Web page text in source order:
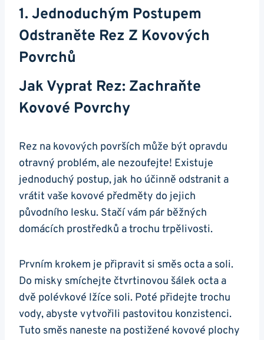
1. Jednoduchým Postupem
Odstraněte Rez Z Kovových
Povrchů
Jak Vyprat Rez: Zachraňte
Kovové Povrchy
Rez na kovových površích může být opravdu
otravný problém, ale nezoufejte! Existuje
jednoduchý postup, jak ho účinně odstranit a
vrátit vaše kovové předměty do jejich
původního lesku. Stačí vám pár běžných
domácích prostředků a trochu trpělivosti.
Prvním krokem je připravit si směs octa a soli.
Do misky smíchejte čtvrtinovou šálek octa a
dvě polévkové lžíce soli. Poté přidejte trochu
vody, abyste vytvořili pastovitou konzistenci.
Tuto směs naneste na postižené kovové plochy